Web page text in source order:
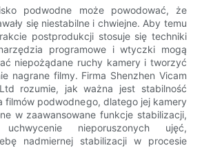
podwodne może powodować, że
się niestabilne i chwiejne. Aby temu
postprodukcji stosuje się techniki
programowe i wtyczki mogą
niepożądane ruchy kamery i tworzyć
nagrane filmy. Firma Shenzhen Vicam
rozumie, jak ważna jest stabilność
filmów podwodnego, dlatego jej kamery
w zaawansowane funkcje stabilizacji,
nieporuszonych ujęć,
nadmiernej stabilizacji w procesie